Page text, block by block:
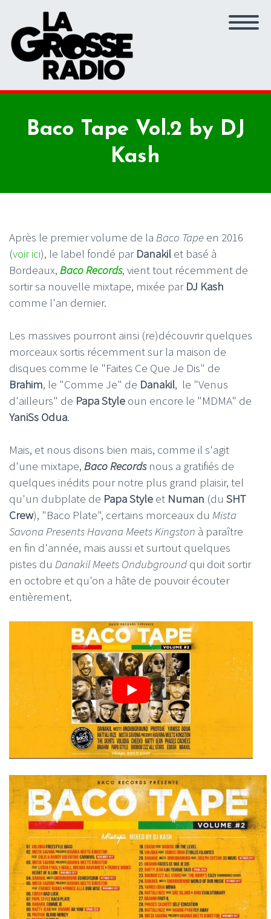
Baco Tape Vol.2 by DJ
Kash
Après le premier volume de la Baco Tape en 2016
(voir ici), le label fondé par Danakil et basé à
Bordeaux, Baco Records, vient tout récemment de
sortir sa nouvelle mixtape, mixée par DJ Kash
comme l'an dernier.
Les massives pourront ainsi (re)découvrir quelques
morceaux sortis récemment sur la maison de
disques comme le "Faites Ce Que Je Dis" de
Brahim, le "Comme Je" de Danakil, le "Venus
d'ailleurs" de PapaStyle oun encore le "MDMA" de
YaniSs Odua.
Mais, et nous disons bien mais, comme il s'agit
d'une mixtape, Baco Recordsnous a gratifiés de
quelques inédits pour notre plus grand plaisir, tel
qu'un dubplate de Papa Style et Numan (du SHT
Crew), "Baco Plate", certains morceaux du Mista
Savona Presents Havana Meets Kingston à paraître
en fin d'année, mais aussi et surtout quelques
pistes du Danakil Meets Ondubground qui doit sortir
en octobre et qu'on a hâte de pouvoir écouter
entièrement.